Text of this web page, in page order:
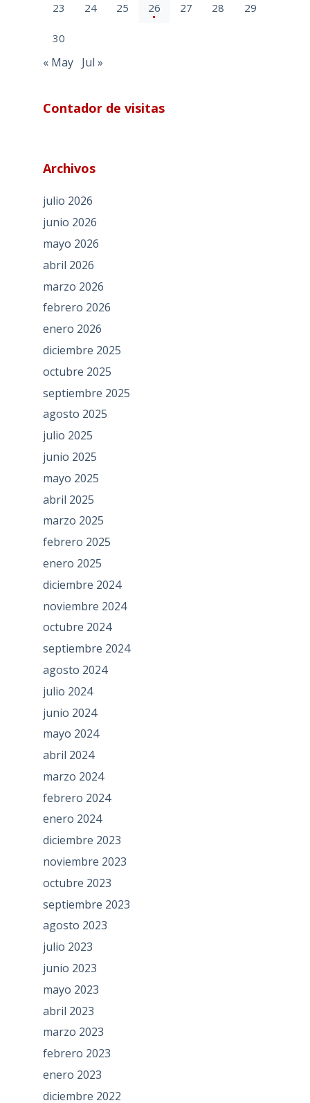
23 24 25 26 27 28 29
30
« May Jul »
Contador de visitas
Archivos
julio 2026
junio 2026
mayo 2026
abril 2026
marzo 2026
febrero 2026
enero 2026
diciembre 2025
octubre 2025
septiembre 2025
agosto 2025
julio 2025
junio 2025
mayo 2025
abril 2025
marzo 2025
febrero 2025
enero 2025
diciembre 2024
noviembre 2024
octubre 2024
septiembre 2024
agosto 2024
julio 2024
junio 2024
mayo 2024
abril 2024
marzo 2024
febrero 2024
enero 2024
diciembre 2023
noviembre 2023
octubre 2023
septiembre 2023
agosto 2023
julio 2023
junio 2023
mayo 2023
abril 2023
marzo 2023
febrero 2023
enero 2023
diciembre 2022